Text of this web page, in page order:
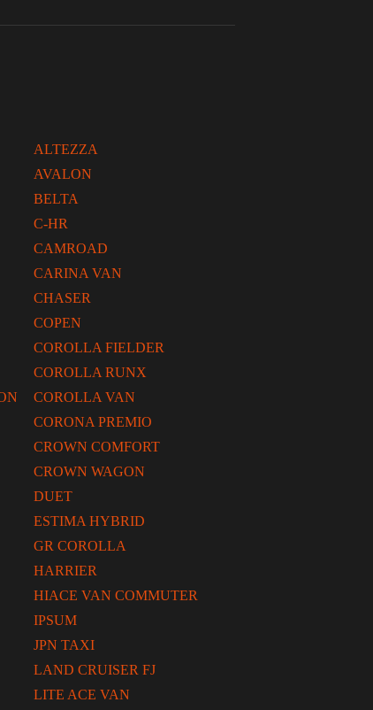
ALTEZZA
AVALON
BELTA
C-HR
CAMROAD
CARINA VAN
CHASER
COPEN
COROLLA FIELDER
COROLLA RUNX
COROLLA VAN
CORONA PREMIO
CROWN COMFORT
CROWN WAGON
DUET
ESTIMA HYBRID
GR COROLLA
HARRIER
HIACE VAN COMMUTER
IPSUM
JPN TAXI
LAND CRUISER FJ
LITE ACE VAN